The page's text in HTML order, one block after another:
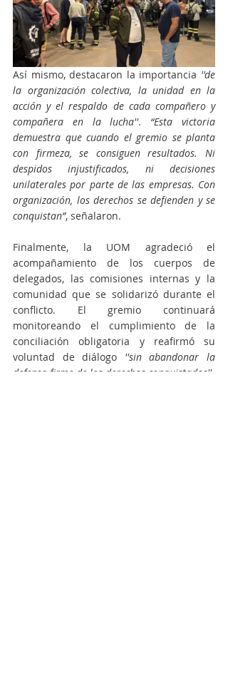
Así mismo, destacaron la importancia ''de
la organización colectiva, la unidad en la
acción y el respaldo de cada compañero y
compañera en la lucha''. “Esta victoria
demuestra que cuando el gremio se planta
con firmeza, se consiguen resultados. Ni
despidos injustificados, ni decisiones
unilaterales por parte de las empresas. Con
organización, los derechos se defienden y se
conquistan”, señalaron.
Finalmente, la UOM agradeció el
acompañamiento de los cuerpos de
delegados, las comisiones internas y la
comunidad que se solidarizó durante el
conflicto. El gremio continuará
monitoreando el cumplimiento de la
conciliación obligatoria y reafirmó su
voluntad de diálogo ''sin abandonar la
defensa firme de los derechos conquistados''.